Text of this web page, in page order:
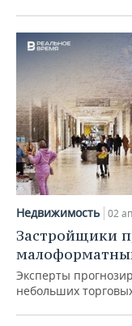
Недвижимость 02
Застройщики
Эксперты
небольших